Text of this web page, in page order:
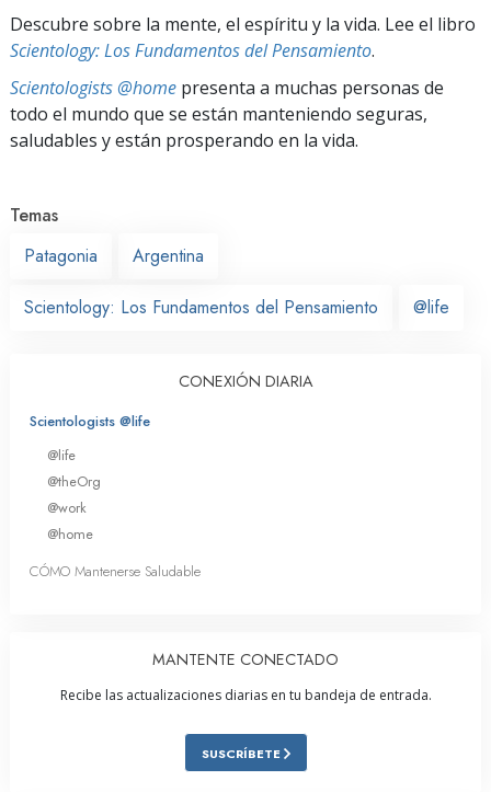
Descubre sobre la mente, el espíritu y la vida. Lee el libro
Scientology: Los Fundamentos del Pensamiento.
Scientologists @home presenta a muchas personas de
todo el mundo que se están manteniendo seguras,
saludables y están prosperando en la vida.
Temas
Patagonia
Argentina
Scientology: Los Fundamentos del Pensamiento @life
CONEXIÓN DIARIA
Scientologists @life
@life
@theOrg
@work
@home
CÓMO Mantenerse Saludable
MANTENTE CONECTADO
Recibe las actualizaciones diarias en tu bandeja de entrada.
SUSCRÍBETE